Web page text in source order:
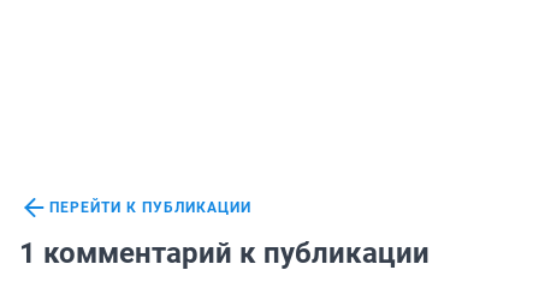
ПЕРЕЙТИ К ПУБЛИКАЦИИ
1 комментарий к публикации